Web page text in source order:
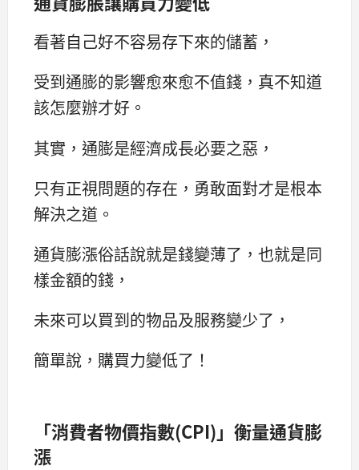
看著自己好不容易存下來的儲蓄，
受到通膨的影響愈來愈不值錢，真不知道
該怎麼辦才好。
其實，通膨是經濟成長必要之惡，
只有正視問題的存在，勇敢面對才是根本
解決之道。
通貨膨漲俗話說就是錢變薄了，也就是同
樣金額的錢，
未來可以買到的物品及服務變少了，
簡單說，購買力變低了！
「消費者物價指數(CPI)」衡量通貨膨
漲